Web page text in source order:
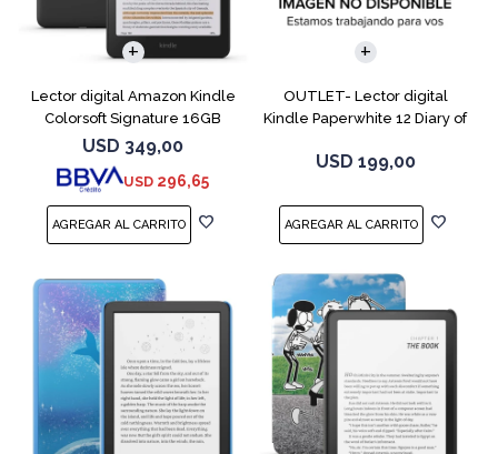
Lector digital Amazon Kindle
Colorsoft Signature 16GB
Negro
USD 349,00
USD 296,65
OUTLET- Lector digital
Kindle Paperwhite 12 Diary of
USD 199,00